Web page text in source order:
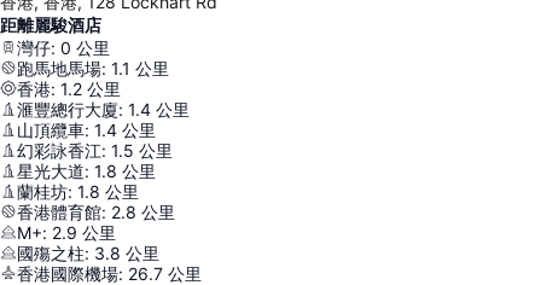
距離麗駿酒店
灣仔: 0 公里
跑馬地馬場: 1.1 公里
香港: 1.2 公里
滙豐總行大廈: 1.4 公里
山頂纜車: 1.4 公里
幻彩詠香江: 1.5 公里
星光大道: 1.8 公里
蘭桂坊: 1.8 公里
香港體育館: 2.8 公里
M+: 2.9 公里
國殤之柱: 3.8 公里
香港國際機場: 26.7 公里